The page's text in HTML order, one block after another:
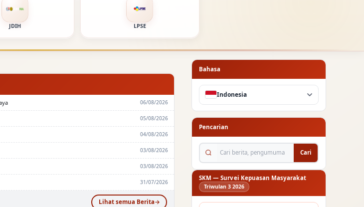
JDIH LPSE
06/08/2026
05/08/2026
04/08/2026
03/08/2026
03/08/2026
31/07/2026
Lihat semua Berita
Bahasa
Indonesia
Pencarian
Cari berita, pengumuman...
Cari
SKM — Survei Kepuasan Masyarakat
Triwulan 3 2026